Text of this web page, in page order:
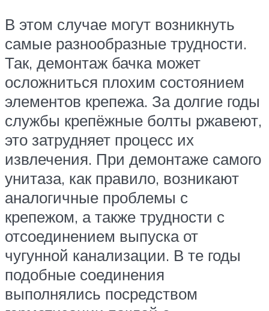
В этом случае могут возникнуть
самые разнообразные трудности.
Так, демонтаж бачка может
осложниться плохим состоянием
элементов крепежа. За долгие годы
службы крепёжные болты ржавеют,
это затрудняет процесс их
извлечения. При демонтаже самого
унитаза, как правило, возникают
аналогичные проблемы с
крепежом, а также трудности с
отсоединением выпуска от
чугунной канализации. В те годы
подобные соединения
выполнялись посредством